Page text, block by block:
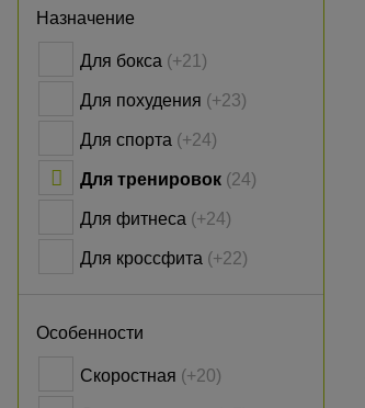
Назначение
Для бокса (+21)
Для похудения (+23)
Для спорта (+24)
Для тренировок (24)
Для фитнеса (+24)
Для кроссфита (+22)
Особенности
Скоростная (+20)